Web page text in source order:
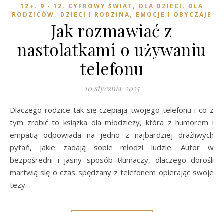
12+ , 9 - 12, CYFROWY ŚWIAT , DLA DZIECI , DLA
RODZICÓW, DZIECI I RODZINA, EMOCJE I OBYCZAJE
Jak rozmawiać z
nastolatkami o używaniu
telefonu
10 stycznia, 2025
Dlaczego rodzice tak się czepiają twojego telefonu i co z
tym zrobić to książka dla młodzieży, która z humorem i
empatią odpowiada na jedno z najbardziej drażliwych
pytań, jakie zadają sobie młodzi ludzie. Autor w
bezpośredni i jasny sposób tłumaczy, dlaczego dorośli
martwią się o czas spędzany z telefonem opierając swoje
tezy…